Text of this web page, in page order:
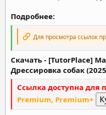
Подробнее:
Для просмотра ссылок
Скачать - [TutorPlace]
Дрессировка собак
Ссылка доступна для
Premium, Premium+